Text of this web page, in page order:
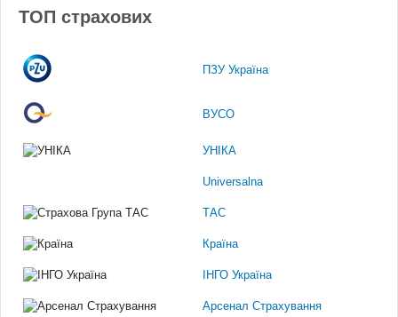
ТОП страхових
ПЗУ Україна
ВУСО
УНІКА
Universalna
ТАС
Країна
ІНГО Україна
Арсенал Страхування